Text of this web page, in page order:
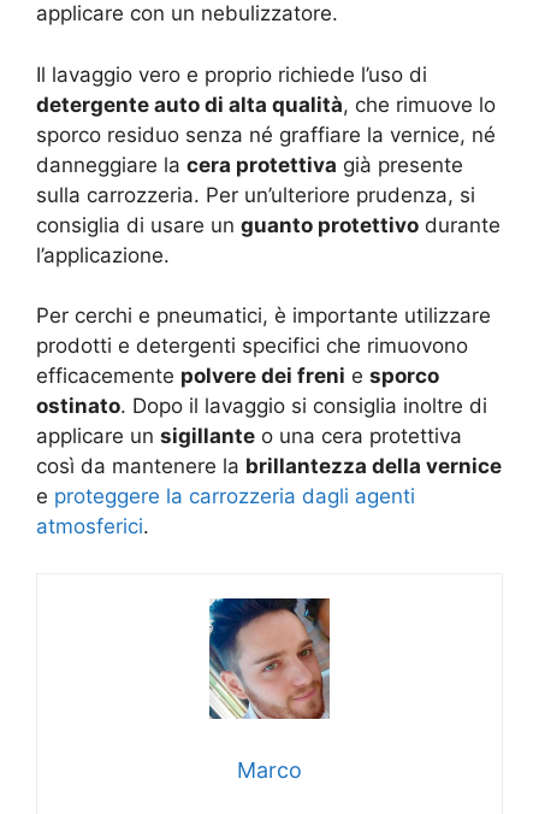
applicare con un nebulizzatore.
Il lavaggio vero e proprio richiede l’uso di
detergente auto di alta qualità, che rimuove lo
sporco residuo senza né graffiare la vernice, né
danneggiare la cera protettiva già presente
sulla carrozzeria. Per un’ulteriore prudenza, si
consiglia di usare un guanto protettivo durante
l’applicazione.
Per cerchi e pneumatici, è importante utilizzare
prodotti e detergenti specifici che rimuovono
efficacemente polvere dei freni e sporco
ostinato. Dopo il lavaggio si consiglia inoltre di
applicare un sigillante o una cera protettiva
così da mantenere la brillantezza della vernice
e proteggere la carrozzeria dagli agenti
atmosferici.
Marco